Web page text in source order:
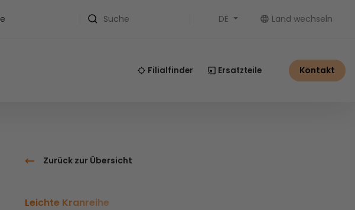
Suche DE Land wechseln
Filialfinder Ersatzteile Kontakt
Zurück zur Übersicht
Leichte Kranreihe